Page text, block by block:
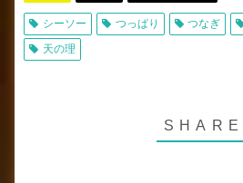
シーソー つっぱり つなぎ
天の理